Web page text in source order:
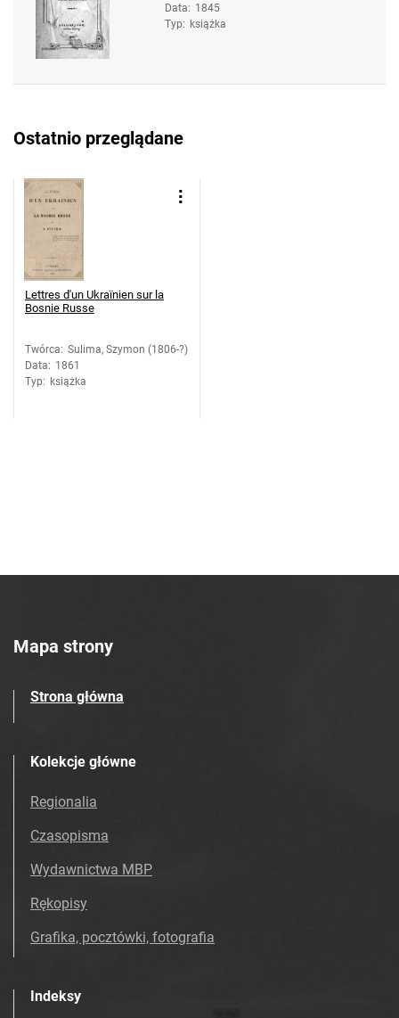
Data: 1845
Typ: książka
Ostatnio przeglądane
Lettres d'un Ukraïnien sur la
Bosnie Russe
Twórca: Sulima, Szymon (1806-?)
Data: 1861
Typ: książka
Mapa strony
Strona główna
Kolekcje główne
Regionalia
Czasopisma
Wydawnictwa MBP
Rękopisy
Grafika, pocztówki, fotografia
Indeksy